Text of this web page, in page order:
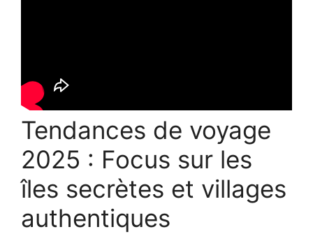
Tendances de voyage
2025 : Focus sur les
îles secrètes et villages
authentiques